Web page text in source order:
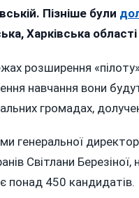
Пізніше були
Харківська
розширення
навчання вони
громадах,
генеральної
Світлани
є понад 450 кандидатів.